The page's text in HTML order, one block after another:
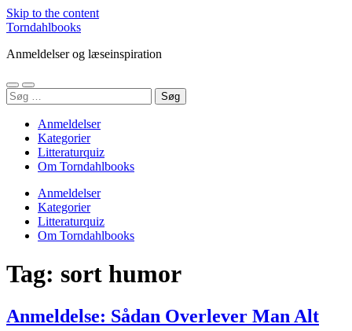
Skip to the content
Torndahlbooks
Anmeldelser og læseinspiration
Toggle
mobile
Toggle
search
Søg
efter:
Anmeldelser
Kategorier
Litteraturquiz
Om Torndahlbooks
Anmeldelser
Kategorier
Litteraturquiz
Om Torndahlbooks
Tag: sort humor
Anmeldelse: Sådan Overlever Man Alt